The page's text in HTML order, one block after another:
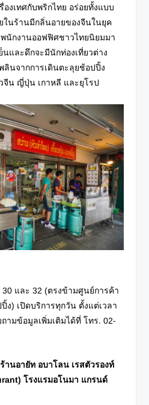
งเทศกับพริกไทย อร่อยทั้งแบบ
ในร้านมีกลิ่นอายของจีนในยุค
นักงานออฟฟิศชาวไทยนิยมมา
และดึกจะมีนักท่องเที่ยวต่าง
ลินจากการเดินตะลุยช้อปปิ้ง
จีน ญี่ปุ่น เกาหลี และยุโรป
30 และ 32 (ตรงข้ามศูนย์การค้า
ง) เปิดบริการทุกวัน ตั้งแต่เวลา
ามข้อมูลเพิ่มเติมได้ที่ โทร. 02-
นอายัท อบาโลน เรสตัวรองท์
โรงแรมอโนมา แกรนด์